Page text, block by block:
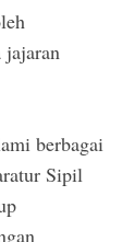
jajaran
berbagai
Sipil